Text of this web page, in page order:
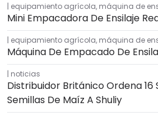
equipamiento agrícola, máquina de
Mini Empacadora De Ensilaje
equipamiento agrícola, máquina de
Máquina De Empacado De
noticias
Distribuidor Británico Ordena
Semillas De Maíz A Shuliy